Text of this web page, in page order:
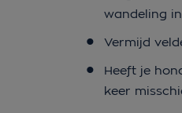
wandeling
Vermijd
Heeft je
keer